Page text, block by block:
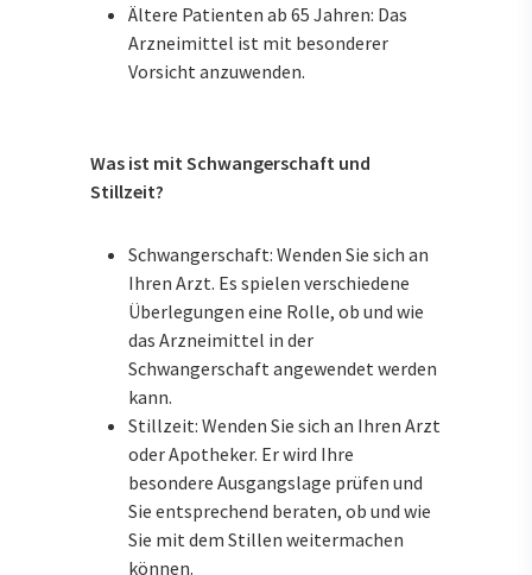
Ältere Patienten ab 65 Jahren: Das
Arzneimittel ist mit besonderer
Vorsicht anzuwenden.
Was ist mit Schwangerschaft und
Stillzeit?
Schwangerschaft: Wenden Sie sich an
Ihren Arzt. Es spielen verschiedene
Überlegungen eine Rolle, ob und wie
das Arzneimittel in der
Schwangerschaft angewendet werden
kann.
Stillzeit: Wenden Sie sich an Ihren Arzt
oder Apotheker. Er wird Ihre
besondere Ausgangslage prüfen und
Sie entsprechend beraten, ob und wie
Sie mit dem Stillen weitermachen
können.